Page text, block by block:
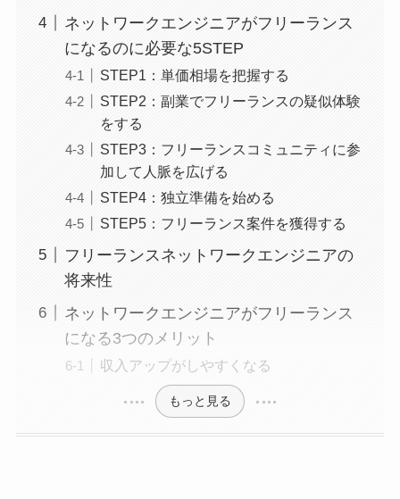
ネットワークエンジニアがフリーランス
になるのに必要な5STEP
STEP1：単価相場を把握する
STEP2：副業でフリーランスの疑似体験
をする
STEP3：フリーランスコミュニティに参
加して人脈を広げる
STEP4：独立準備を始める
STEP5：フリーランス案件を獲得する
フリーランスネットワークエンジニアの
将来性
ネットワークエンジニアがフリーランス
になる3つのメリット
収入アップがしやすくなる
もっと見る